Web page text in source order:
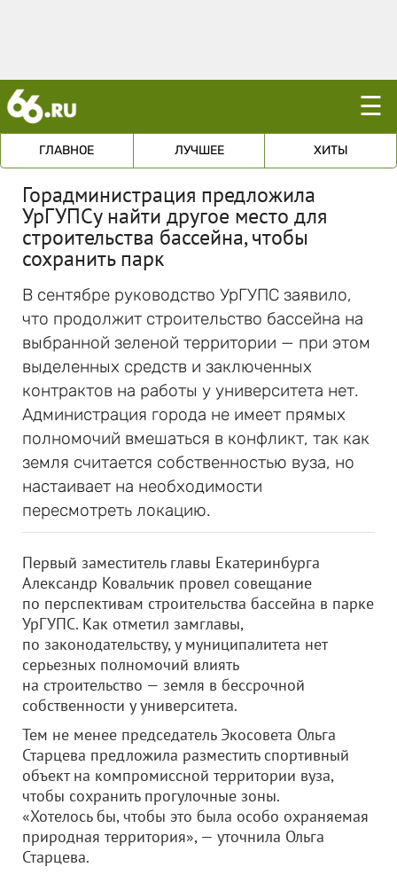
☰
ГЛАВНОЕ ЛУЧШЕЕ ХИТЫ
Горадминистрация предложила
УрГУПСу найти другое место для
строительства бассейна, чтобы
сохранить парк
В сентябре руководство УрГУПС заявило,
что продолжит строительство бассейна на
выбранной зеленой территории — при этом
выделенных средств и заключенных
контрактов на работы у университета нет.
Администрация города не имеет прямых
полномочий вмешаться в конфликт, так как
земля считается собственностью вуза, но
настаивает на необходимости
пересмотреть локацию.
Первый заместитель главы Екатеринбурга
Александр Ковальчик провел совещание
по перспективам строительства бассейна в парке
УрГУПС. Как отметил замглавы,
по законодательству, у муниципалитета нет
серьезных полномочий влиять
на строительство — земля в бессрочной
собственности у университета.
Тем не менее председатель Экосовета Ольга
Старцева предложила разместить спортивный
объект на компромиссной территории вуза,
чтобы сохранить прогулочные зоны.
«Хотелось бы, чтобы это была особо охраняемая
природная территория», — уточнила Ольга
Старцева.